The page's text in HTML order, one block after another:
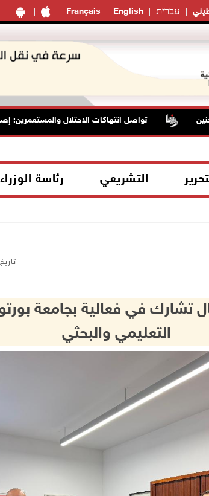
Français English עברית
تواصل انتهاكات الاحتلال والمستعمرين: إصابات
التشريعي رئاسة الوزراء
تاريخ
تشارك في فعالية بجامعة بورتو
التعليمي والبحثي